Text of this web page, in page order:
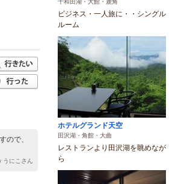
ので、
うにこさん
ビジネス・一人旅に・・シングル
ルーム
ホテルグランド天空
田沢湖・角館・大曲
レストランより田沢湖を眺めなが
ら